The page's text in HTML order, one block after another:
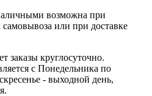
возможна при
самовывоза или при доставке
заказы круглосуточно.
с Понедельника по
- выходной день,